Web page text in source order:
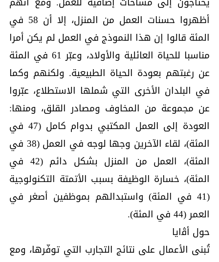
أظهروا حسنات العمل من المنزل، إلا أن 58 في
المئة قالوا إن هذا النموذج في العمل لم يكن أمرا
مناسبا للحياة العائلية والأولاد، وعبّر 61 في المئة
عن رغبتهم بعودة الحياة الطبيعية. ولكنهم وكما
في البلدان الأخرى التي شملها الاستطلاع، عبّروا
عن مجموعة من المخاوف ومصادر القلق، ومنها:
العودة إلى العمل المكتبي بدوام كامل (47 في
المئة)، لقاء الآخرين وجها لوجه في العمل (38 في
المئة)، العمل من المنزل بشكل دائم (42 في
المئة)، خسارة الوظيفة بسبب الأتمتة التكنولوجية
(41 في المئة) واستبدالهم بموظفين أصغر في
العمر (44 في المئة).
حول أﭬايا
تُبنى الأعمال على نتائج التجارب التي توفّرها، ومع